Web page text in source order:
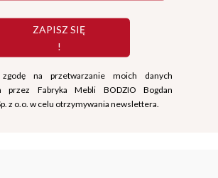
ZAPISZ SIĘ
!
zgodę na przetwarzanie moich danych
przez Fabryka Mebli BODZIO Bogdan
z o.o. w celu otrzymywania newslettera.